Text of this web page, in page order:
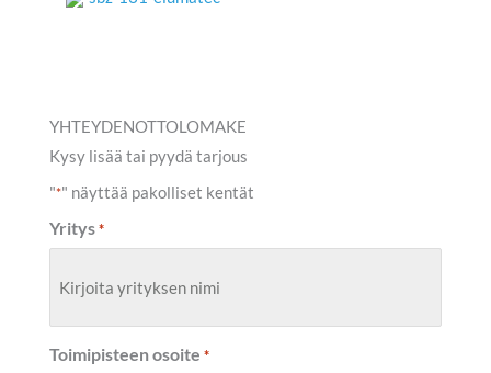
YHTEYDENOTTOLOMAKE
Kysy lisää tai pyydä tarjous
"*" näyttää pakolliset kentät
Yritys *
Toimipisteen osoite *